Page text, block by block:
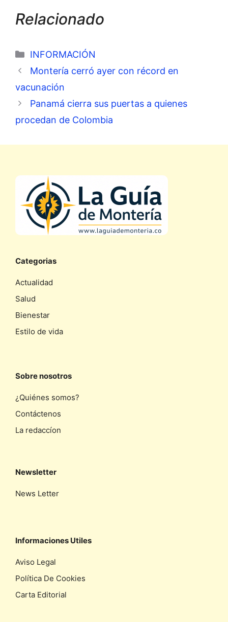
Relacionado
Categorías
INFORMACIÓN
Montería cerró ayer con récord en
vacunación
Panamá cierra sus puertas a quienes
procedan de Colombia
Categorias
Actualidad
Salud
Bienestar
Estilo de vida
Sobre nosotros
¿Quiénes somos?
Contáctenos
La redaccíon
Newsletter
News Letter
Informaciones Utiles
Aviso Legal
Política De Cookies
Carta Editorial